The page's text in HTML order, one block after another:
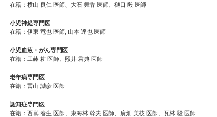
在籍：横山 良仁 医師、大石 舞香 医師、樋口 毅 医師
小児神経専門医
在籍：伊東 竜也 医師, 山本 達也 医師
小児血液・がん専門医
在籍：工藤 耕 医師、照井 君典 医師
老年病専門医
在籍：冨山 誠彦 医師
認知症専門医
在籍：西嶌 春生 医師、東海林 幹夫 医師、廣畑 美枝 医師、瓦林 毅 医師